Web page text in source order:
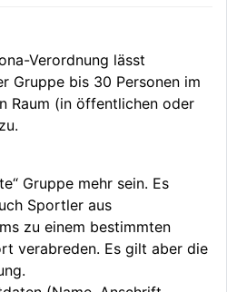
Verordnung lässt
Gruppe bis 30 Personen im
Raum (in öffentlichen oder
Gruppe mehr sein. Es
Sportler aus
zu einem bestimmten
verabreden. Es gilt aber die